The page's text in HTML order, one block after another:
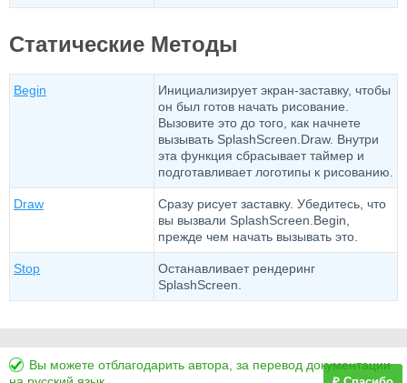
Статические Методы
Begin
Инициализирует экран-заставку, чтобы
он был готов начать рисование.
Вызовите это до того, как начнете
вызывать SplashScreen.Draw. Внутри
эта функция сбрасывает таймер и
подготавливает логотипы к рисованию.
Draw
Сразу рисует заставку. Убедитесь, что
вы вызвали SplashScreen.Begin,
прежде чем начать вызывать это.
Stop
Останавливает рендеринг
SplashScreen.
Вы можете отблагодарить автора, за перевод документации